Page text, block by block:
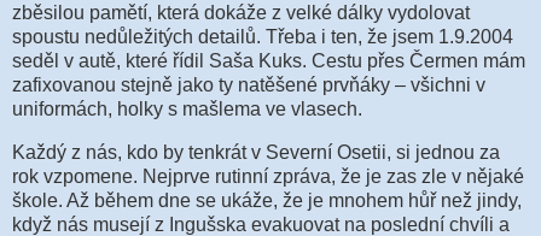
zběsilou pamětí, která dokáže z velké dálky vydolovat
spoustu nedůležitých detailů. Třeba i ten, že jsem 1.9.2004
seděl v autě, které řídil Saša Kuks. Cestu přes Čermen mám
zafixovanou stejně jako ty natěšené prvňáky – všichni v
uniformách, holky s mašlema ve vlasech.
Každý z nás, kdo by tenkrát v Severní Osetii, si jednou za
rok vzpomene. Nejprve rutinní zpráva, že je zas zle v nějaké
škole. Až během dne se ukáže, že je mnohem hůř než jindy,
když nás musejí z Ingušska evakuovat na poslední chvíli a